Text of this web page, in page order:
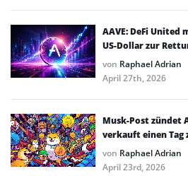
AAVE: DeFi
US-Dollar zur
von Raphael Adrian
April 27th, 2026
Musk-Post zündet
verkauft einen Tag
von Raphael Adrian
April 23rd, 2026